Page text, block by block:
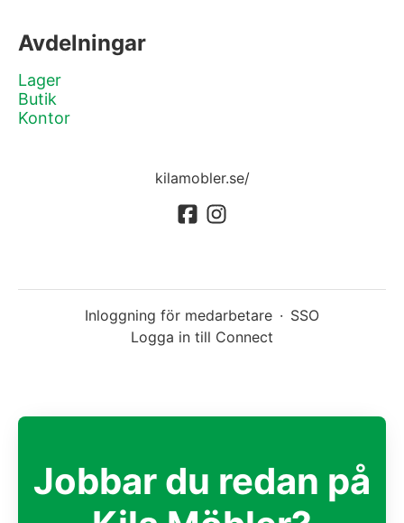
Avdelningar
Lager
Butik
Kontor
kilamobler.se/
Inloggning för medarbetare · SSO
Logga in till Connect
Jobbar du redan på